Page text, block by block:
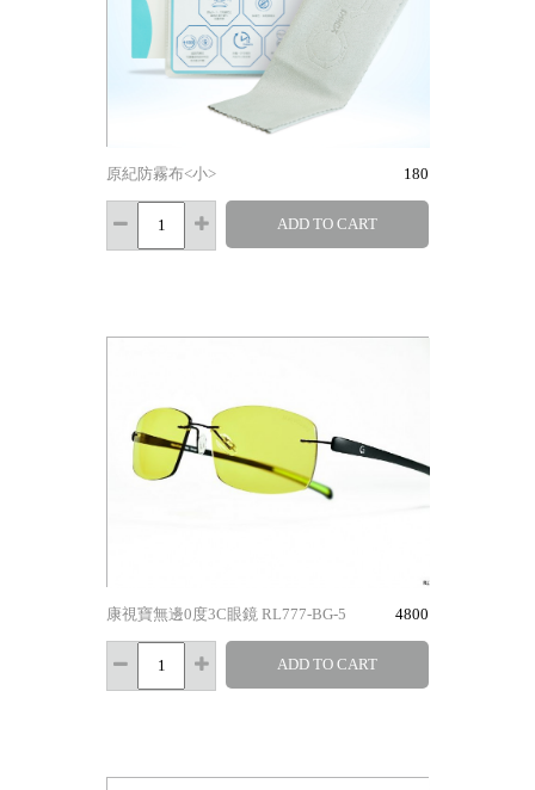
原紀防霧布<小> 180
ADD TO CART
康視寶無邊0度3C眼鏡 RL777-BG-5 4800
ADD TO CART